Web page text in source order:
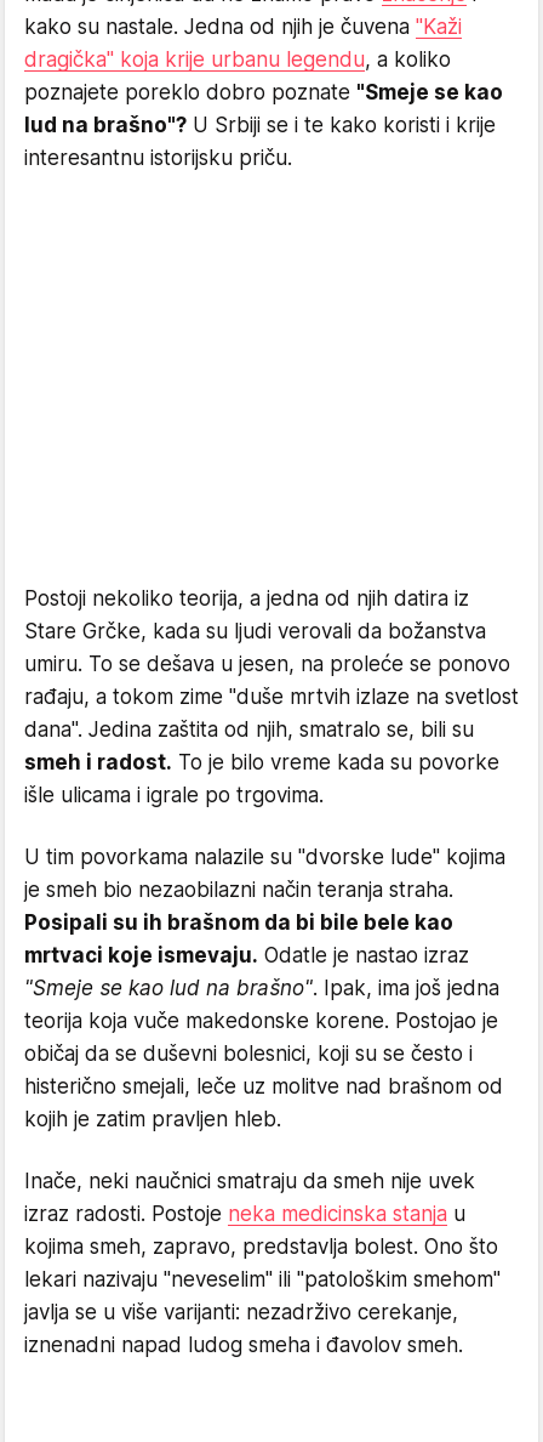
kako su nastale. Jedna od njih je čuvena "Kaži
dragička" koja krije urbanu legendu, a koliko
poznajete poreklo dobro poznate "Smeje se kao
lud na brašno"? U Srbiji se i te kako koristi i krije
interesantnu istorijsku priču.
Postoji nekoliko teorija, a jedna od njih datira iz
Stare Grčke, kada su ljudi verovali da božanstva
umiru. To se dešava u jesen, na proleće se ponovo
rađaju, a tokom zime "duše mrtvih izlaze na svetlost
dana". Jedina zaštita od njih, smatralo se, bili su
smeh i radost. To je bilo vreme kada su povorke
išle ulicama i igrale po trgovima.
U tim povorkama nalazile su "dvorske lude" kojima
je smeh bio nezaobilazni način teranja straha.
Posipali su ih brašnom da bi bile bele kao
mrtvaci koje ismevaju. Odatle je nastao izraz
"Smeje se kao lud na brašno". Ipak, ima još jedna
teorija koja vuče makedonske korene. Postojao je
običaj da se duševni bolesnici, koji su se često i
histerično smejali, leče uz molitve nad brašnom od
kojih je zatim pravljen hleb.
Inače, neki naučnici smatraju da smeh nije uvek
izraz radosti. Postoje neka medicinska stanja u
kojima smeh, zapravo, predstavlja bolest. Ono što
lekari nazivaju "neveselim" ili "patološkim smehom"
javlja se u više varijanti: nezadrživo cerekanje,
iznenadni napad ludog smeha i đavolov smeh.